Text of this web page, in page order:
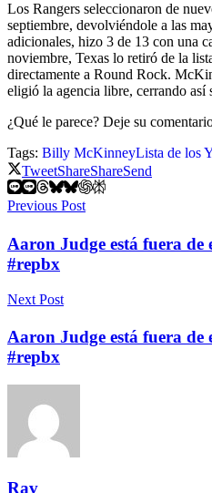
Los Rangers seleccionaron de
septiembre, devolviéndole a las
adicionales, hizo 3 de 13 con una
noviembre, Texas lo retiró de la
directamente a Round Rock.
eligió la agencia libre, cerrando así
¿Qué le parece? Deje su
Tags: Billy McKinneyLista de los
TweetShareShareSend
Previous Post
Aaron Judge está fuera de
#repbx
Next Post
Aaron Judge está fuera de
#repbx
Rav